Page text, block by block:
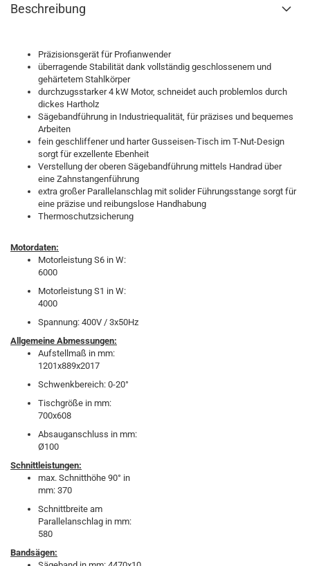
Beschreibung
Präzisionsgerät für Profianwender
überragende Stabilität dank vollständig geschlossenem und
gehärtetem Stahlkörper
durchzugsstarker 4 kW Motor, schneidet auch problemlos durch
dickes Hartholz
Sägebandführung in Industriequalität, für präzises und bequemes
Arbeiten
fein geschliffener und harter Gusseisen-Tisch im T-Nut-Design
sorgt für exzellente Ebenheit
Verstellung der oberen Sägebandführung mittels Handrad über
eine Zahnstangenführung
extra großer Parallelanschlag mit solider Führungsstange sorgt für
eine präzise und reibungslose Handhabung
Thermoschutzsicherung
Motordaten:
Motorleistung S6 in W:
6000
Motorleistung S1 in W:
4000
Spannung: 400V / 3x50Hz
Allgemeine Abmessungen:
Aufstellmaß in mm:
1201x889x2017
Schwenkbereich: 0-20°
Tischgröße in mm:
700x608
Absauganschluss in mm:
Ø100
Schnittleistungen:
max. Schnitthöhe 90° in
mm: 370
Schnittbreite am
Parallelanschlag in mm:
580
Bandsägen: